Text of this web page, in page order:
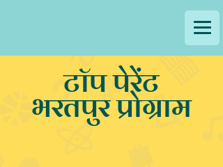
टॉप पेरेंट
भरतपुर प्रोग्राम